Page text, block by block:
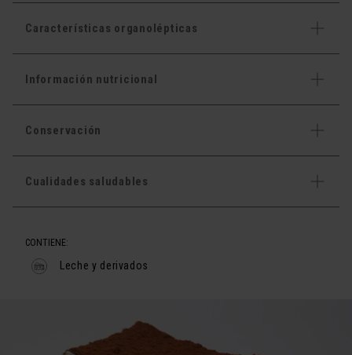
Características organolépticas
Información nutricional
Conservación
Cualidades saludables
CONTIENE:
Leche y derivados